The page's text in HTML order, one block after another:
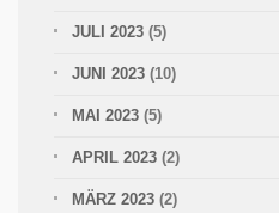
JULI 2023 (5)
JUNI 2023 (10)
MAI 2023 (5)
APRIL 2023 (2)
MÄRZ 2023 (2)